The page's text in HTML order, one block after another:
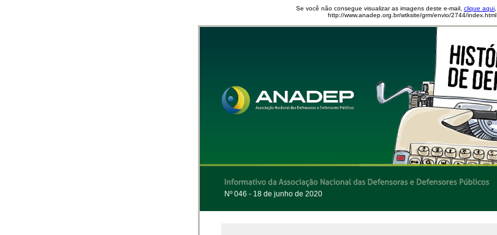
Se você não consegue visualizar as imagens deste e-mail, clique aqui
http://www.anadep.org.br/wtksite/grm/envio/2744/index.html
Nº 046 - 18 de junho de 2020